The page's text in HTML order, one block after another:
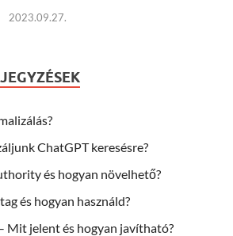
2023.09.27.
ChatGPT keresésre?
és hogyan növelhető?
és hogyan használd?
Mit jelent és hogyan javítható?